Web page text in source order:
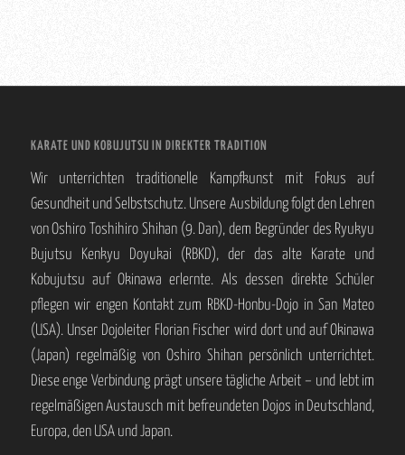
KARATE UND KOBUJUTSU IN DIREKTER TRADITION
Wir unterrichten traditionelle Kampfkunst mit Fokus auf
Gesundheit und Selbstschutz. Unsere Ausbildung folgt den Lehren
von Oshiro Toshihiro Shihan (9. Dan), dem Begründer des Ryukyu
Bujutsu Kenkyu Doyukai (RBKD), der das alte Karate und
Kobujutsu auf Okinawa erlernte. Als dessen direkte Schüler
pflegen wir engen Kontakt zum RBKD-Honbu-Dojo in San Mateo
(USA). Unser Dojoleiter Florian Fischer wird dort und auf Okinawa
(Japan) regelmäßig von Oshiro Shihan persönlich unterrichtet.
Diese enge Verbindung prägt unsere tägliche Arbeit – und lebt im
regelmäßigen Austausch mit befreundeten Dojos in Deutschland,
Europa, den USA und Japan.